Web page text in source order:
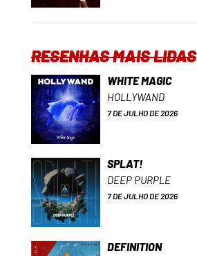
RESENHAS MAIS LIDAS
WHITE MAGIC
HOLLYWAND
7 DE JULHO DE 2026
SPLAT!
DEEP PURPLE
7 DE JULHO DE 2026
DEFINITION